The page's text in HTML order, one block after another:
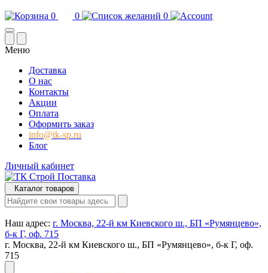
0 0 0
Меню
Доставка
О нас
Контакты
Акции
Оплата
Оформить заказ
info@tk-sp.ru
Блог
Личный кабинет
Каталог товаров
Наш адрес: г. Москва, 22-й км Киевского ш., БП «Румянцево»,
б-к Г, оф. 715
г. Москва, 22-й км Киевского ш., БП «Румянцево», б-к Г, оф.
715